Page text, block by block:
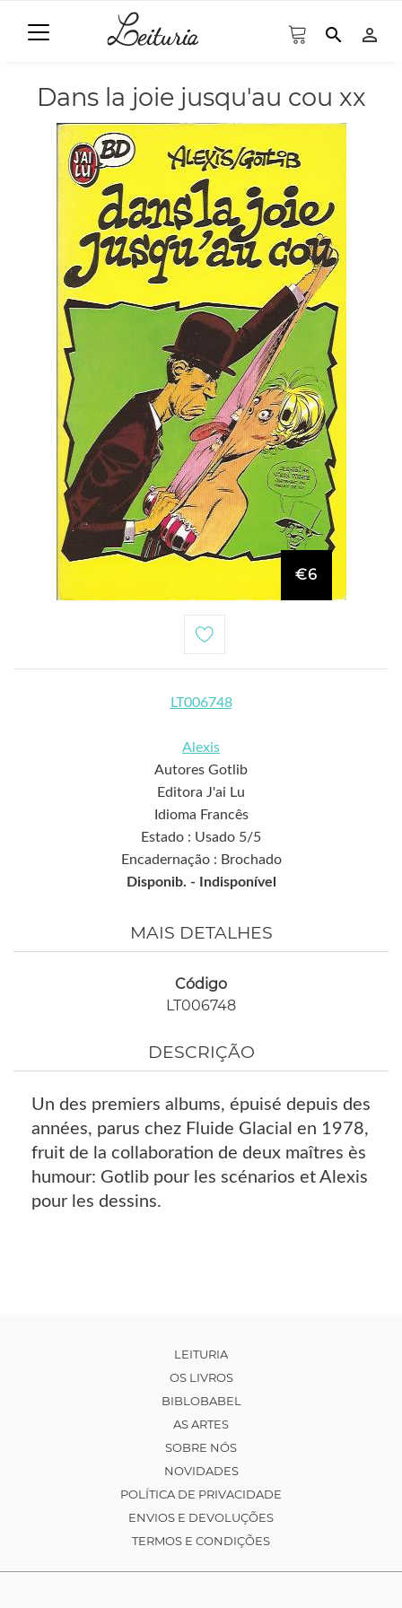
search person_outline
Dans la joie jusqu'au cou xx
€6
LT006748
Alexis
Autores Gotlib
Editora J'ai Lu
Idioma Francês
Estado : Usado 5/5
Encadernação : Brochado
Disponib. -
Indisponível
MAIS DETALHES
Código
LT006748
DESCRIÇÃO
Un des premiers albums, épuisé depuis des
années, parus chez Fluide Glacial en 1978,
fruit de la collaboration de deux maîtres ès
humour: Gotlib pour les scénarios et Alexis
pour les dessins.
LEITURIA
OS LIVROS
BIBLOBABEL
AS ARTES
SOBRE NÓS
NOVIDADES
POLÍTICA DE PRIVACIDADE
ENVIOS E DEVOLUÇÕES
TERMOS E CONDIÇÕES